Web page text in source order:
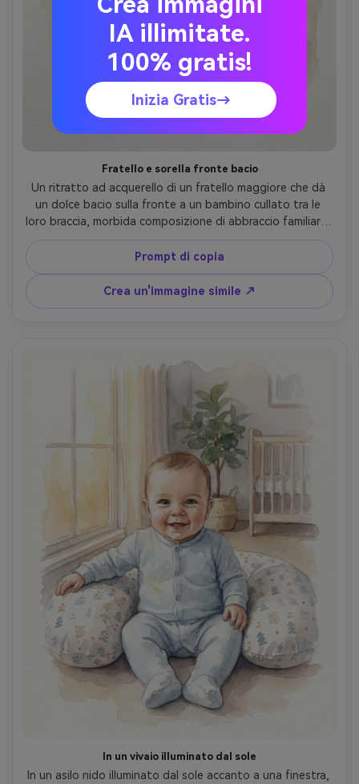
Fratello e sorella fronte bacio
Un ritratto ad acquerello di un fratello maggiore che dà
un dolce bacio sulla fronte a un bambino cullato tra le
loro braccia, morbida composizione di abbraccio familiare,
tavolozza calda attenuata, sfondo minimale, volti
espressivi con somiglianza attenta, ombreggiatura
morbida, fiori di pigmento intorno ai capelli e
all'abbigliamento, umore sentimentale e protettivo,
obiettivo da 85 mm, profondità di campo bassa,
Prompt di copia
Crea un'immagine simile ↗
In un vivaio illuminato dal sole
In un asilo nido illuminato dal sole accanto a una finestra,
IA illimitate.
100% gratis!
Inizia Gratis→